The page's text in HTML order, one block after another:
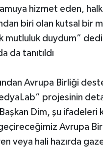
hizmet eden,
biri olan kutsal bir
mutluluk duydum”
da tanıtıldı
Avrupa Birliği
projesinin
Dim, şu ifadeleri
geçireceğimiz Avrupa
veya hali hazırda